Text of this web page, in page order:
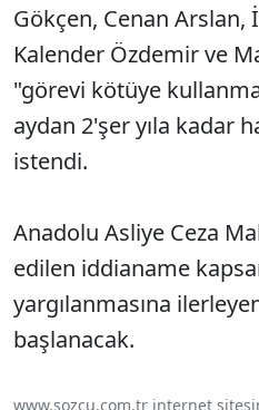
Gökçen, Cenan Arslan,
Kalender Özdemir ve
"görevi kötüye
aydan 2'şer yıla kadar
istendi.
Anadolu Asliye Ceza
edilen iddianame
yargılanmasına
başlanacak.
www.sozcu.com.tr internet